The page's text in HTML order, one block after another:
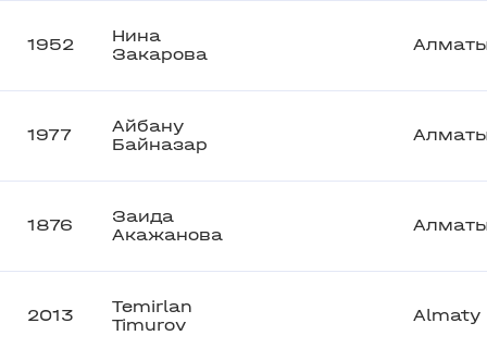
1952
Нина
Закарова
1977
Айбану
Байназар
1876
Заида
Акажанова
2013
Temirlan
Timurov
Almaty